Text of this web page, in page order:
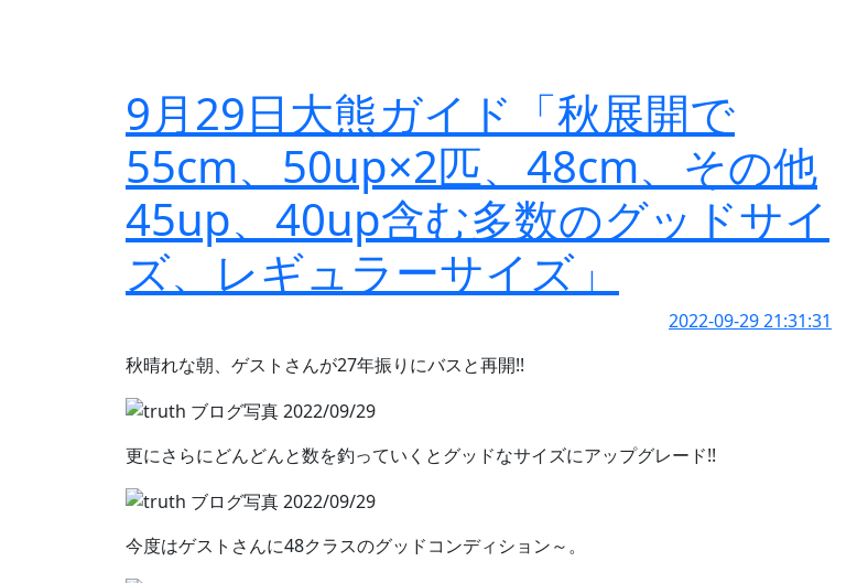
9月29日大熊ガイド「秋展開で
55cm、50up×2匹、48cm、その他
45up、40up含む多数のグッドサイ
ズ、レギュラーサイズ」
2022-09-29 21:31:31
秋晴れな朝、ゲストさんが27年振りにバスと再開!!
更にさらにどんどんと数を釣っていくとグッドなサイズにアップグレード!!
今度はゲストさんに48クラスのグッドコンディション～。